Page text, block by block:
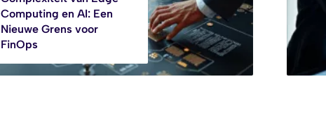
Computing en AI: Een
Nieuwe Grens voor
FinOps